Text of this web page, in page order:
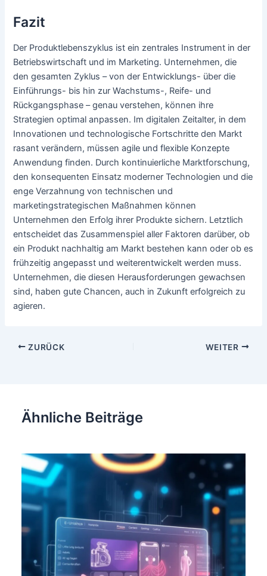
Fazit
Der Produktlebenszyklus ist ein zentrales Instrument in der
Betriebswirtschaft und im Marketing. Unternehmen, die
den gesamten Zyklus – von der Entwicklungs- über die
Einführungs- bis hin zur Wachstums-, Reife- und
Rückgangsphase – genau verstehen, können ihre
Strategien optimal anpassen. Im digitalen Zeitalter, in dem
Innovationen und technologische Fortschritte den Markt
rasant verändern, müssen agile und flexible Konzepte
Anwendung finden. Durch kontinuierliche Marktforschung,
den konsequenten Einsatz moderner Technologien und die
enge Verzahnung von technischen und
marketingstrategischen Maßnahmen können
Unternehmen den Erfolg ihrer Produkte sichern. Letztlich
entscheidet das Zusammenspiel aller Faktoren darüber, ob
ein Produkt nachhaltig am Markt bestehen kann oder ob es
frühzeitig angepasst und weiterentwickelt werden muss.
Unternehmen, die diesen Herausforderungen gewachsen
sind, haben gute Chancen, auch in Zukunft erfolgreich zu
agieren.
Beitragsnavigation
ZURÜCK WEITER
Ähnliche Beiträge